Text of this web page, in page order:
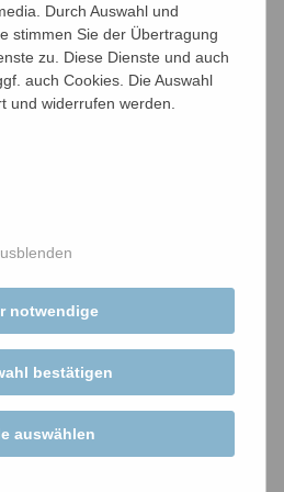
Englmar hat hierfür
generieren können
für die
Gemeinsam
aus München soll nun
der Wärmeplanung die
Behörden und Träger
deren Aufgabenbereiche
berührt werden, zu
von Großverbrauchern
waren wir auf die
selbstverständlich durfte
Bürger mit
für die rege Mitwirkung
Durch Auswahl und
stimmen Sie der Übertragung
zu. Diese Dienste und auch
auch Cookies. Die Auswahl
und widerrufen werden.
notwendige
bestätigen
auswählen